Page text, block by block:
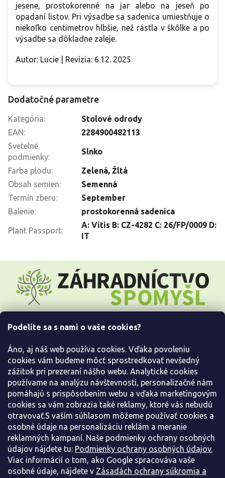
Podelíte sa s nami o vaše cookies?
Áno, aj náš web používa cookies. Vďaka povoleniu
cookies vám budeme môcť sprostredkovať nevšedný
zážitok pri prezeraní nášho webu. Analytické cookies
používame na analýzu návštevnosti, personalizačné nám
pomáhajú s prispôsobením webu a vďaka marketingovým
cookies sa vám zobrazia také reklamy, ktoré vás nebudú
otravovať.S vaším súhlasom môžeme používať cookies a
osobné údaje na personalizáciu reklám a meranie
reklamných kampaní. Naše podmienky ochrany osobných
údajov nájdete tu: Podmienky ochrany osobných údajov.
Viac informácií o tom, ako Google spracováva vaše
osobné údaje, nájdete v Zásadách ochrany súkromia a
jesene, prostokorenné na jar alebo na jeseň po
opadaní listov. Pri výsadbe sa sadenica umiestňuje o
niekoľko centimetrov hlbšie, než rástla v škôlke a po
výsadbe sa dôkladne zaleje.
Autor: Lucie | Revízia: 6.12. 2025
Dodatočné parametre
Kategória:
Stolové odrody
EAN:
2284900482113
Svetelné
podmienky:
Slnko
Farba plodu: Zelená, Žltá
Obsah semien:
Semenná
Termín zberu:
September
Balenie: prostokorenná sadenica
Plant Passport:
A: Vitis B: CZ-4282 C: 26/FP/0009 D:
IT
t
Informácie pre Vás
Kontaktujte nás